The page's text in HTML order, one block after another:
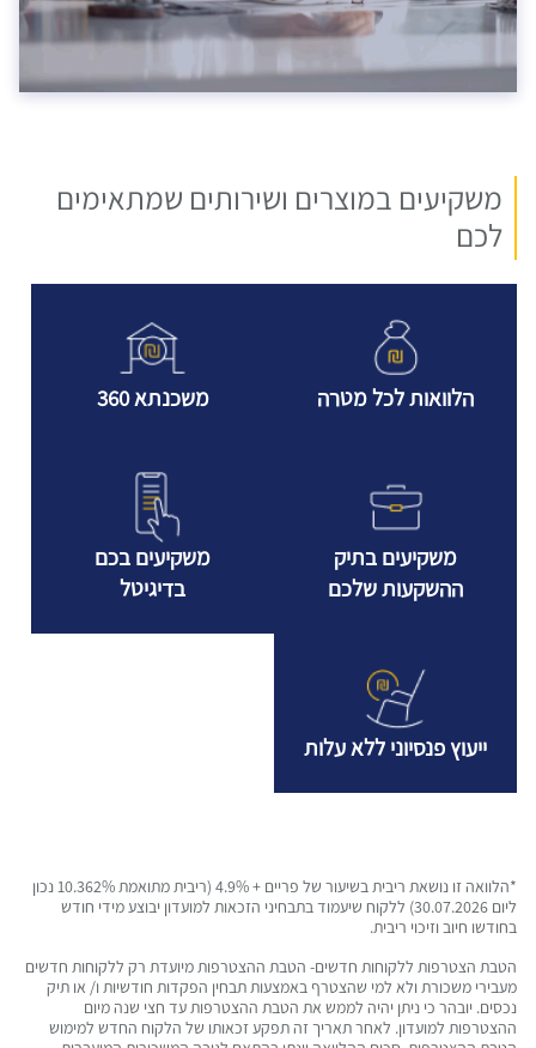
משקיעים במוצרים ושירותים שמתאימים
לכם
הלוואות לכל מטרה משכנתא 360
משקיעים בתיק
ההשקעות שלכם
משקיעים בכם
בדיגיטל
ייעוץ פנסיוני ללא עלות
*הלוואה זו נושאת ריבית בשיעור של פריים + 4.9% (ריבית מתואמת 10.362% נכון
ליום 30.07.2026)
ללקוח שיעמוד בתבחיני הזכאות למועדון יבוצע מידי חודש
בחודשו חיוב וזיכוי ריבית.
הטבת הצטרפות ללקוחות חדשים- הטבת ההצטרפות מיועדת רק ללקוחות חדשים
מעבירי משכורת ולא למי שהצטרף באמצעות תבחין הפקדות חודשיות ו/ או תיק
נכסים. יובהר כי ניתן יהיה לממש את הטבת ההצטרפות עד חצי שנה מיום
ההצטרפות למועדון. לאחר תאריך זה תפקע זכאותו של הלקוח החדש למימוש